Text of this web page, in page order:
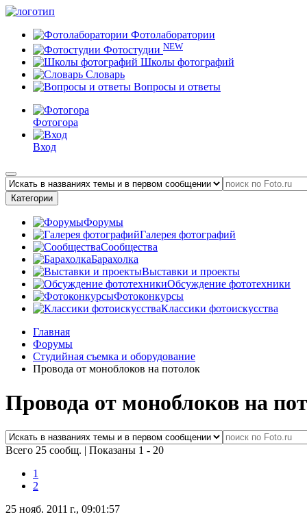
Фотолаборатории
Фотостудии NEW
Школы фотографий
Словарь
Вопросы и ответы
Фотогора
Вход
Категории
Форумы
Галерея фотографий
Сообщества
Барахолка
Выставки и проекты
Обсуждение фототехники
Фотоконкурсы
Классики фотоискусства
Главная
Форумы
Студийная съемка и оборудование
Провода от моноблоков на потолок
Провода от моноблоков на
Всего 25 сообщ. | Показаны 1 - 20
1
2
25 нояб. 2011 г., 09:01:57